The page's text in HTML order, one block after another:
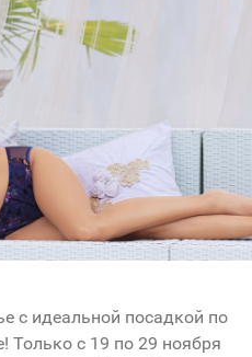
с идеальной посадкой по
Только с 19 по 29 ноября